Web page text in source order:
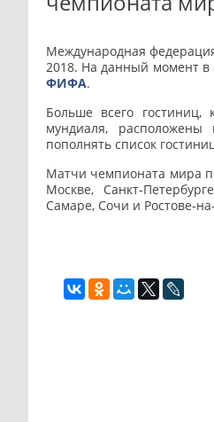
Международная
2018. На данный момент в
ФИФА.
Больше всего гостиниц,
мундиаля,
пополнять список
Матчи чемпионата мира
Москве, Санкт-
Самаре, Сочи и Ростове-